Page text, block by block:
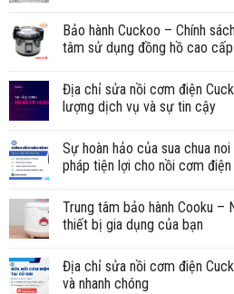
Bảo hành Cuckoo – Chính
tâm sử dụng đồng hồ cao cấp
Địa chỉ sửa nồi cơm điện
lượng dịch vụ và sự tin cậy
Sự hoàn hảo của sua chua
pháp tiện lợi cho nồi cơm
Trung tâm bảo hành Cooku –
thiết bị gia dụng của bạn
Địa chỉ sửa nồi cơm điện
và nhanh chóng